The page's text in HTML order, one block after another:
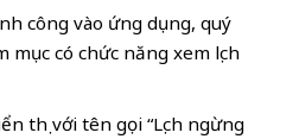
công vào ứng dụng, quý
mục có chức năng xem lịch
thị với tên gọi “Lịch ngừng